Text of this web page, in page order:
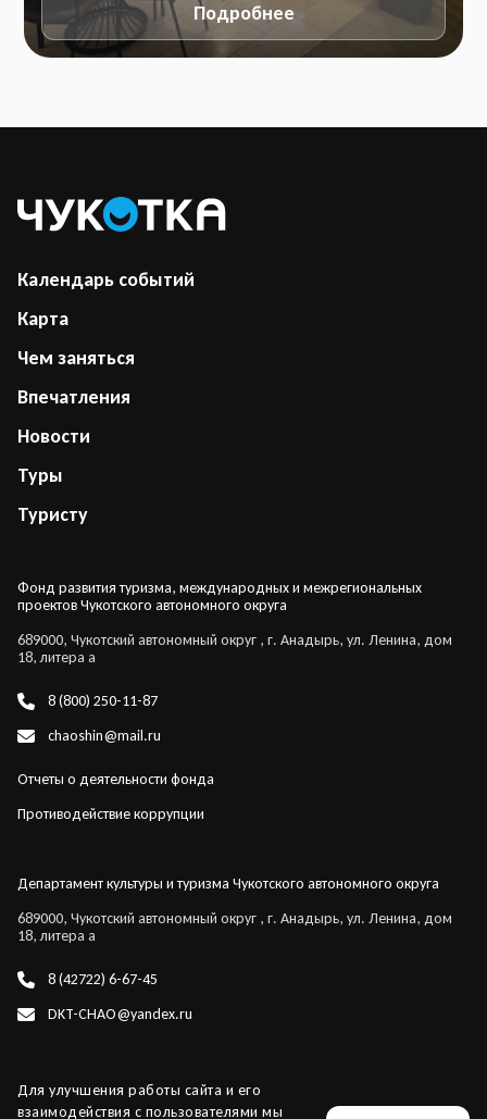
Подробнее
Календарь событий
Карта
Чем заняться
Впечатления
Новости
Туры
Туристу
Фонд развития туризма, международных и межрегиональных
проектов Чукотского автономного округа
689000, Чукотский автономный округ , г. Анадырь, ул. Ленина, дом
18, литера а
8 (800) 250-11-87
chaoshin@mail.ru
Отчеты о деятельности фонда
Противодействие коррупции
Департамент культуры и туризма Чукотского автономного округа
689000, Чукотский автономный округ , г. Анадырь, ул. Ленина, дом
18, литера а
8 (42722) 6-67-45
DKT-CHAO@yandex.ru
Для улучшения работы сайта и его
взаимодействия с пользователями мы